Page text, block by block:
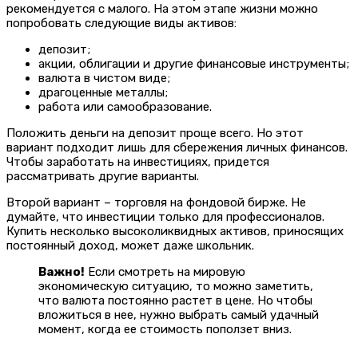
рекомендуется с малого. На этом этапе жизни можно
попробовать следующие виды активов:
депозит;
акции, облигации и другие финансовые инструменты;
валюта в чистом виде;
драгоценные металлы;
работа или самообразование.
Положить деньги на депозит проще всего. Но этот
вариант подходит лишь для сбережения личных финансов.
Чтобы заработать на инвестициях, придется
рассматривать другие варианты.
Второй вариант – торговля на фондовой бирже. Не
думайте, что инвестиции только для профессионалов.
Купить несколько высоколиквидных активов, приносящих
постоянный доход, может даже школьник.
Важно! Если смотреть на мировую
экономическую ситуацию, то можно заметить,
что валюта постоянно растет в цене. Но чтобы
вложиться в нее, нужно выбрать самый удачный
момент, когда ее стоимость поползет вниз.